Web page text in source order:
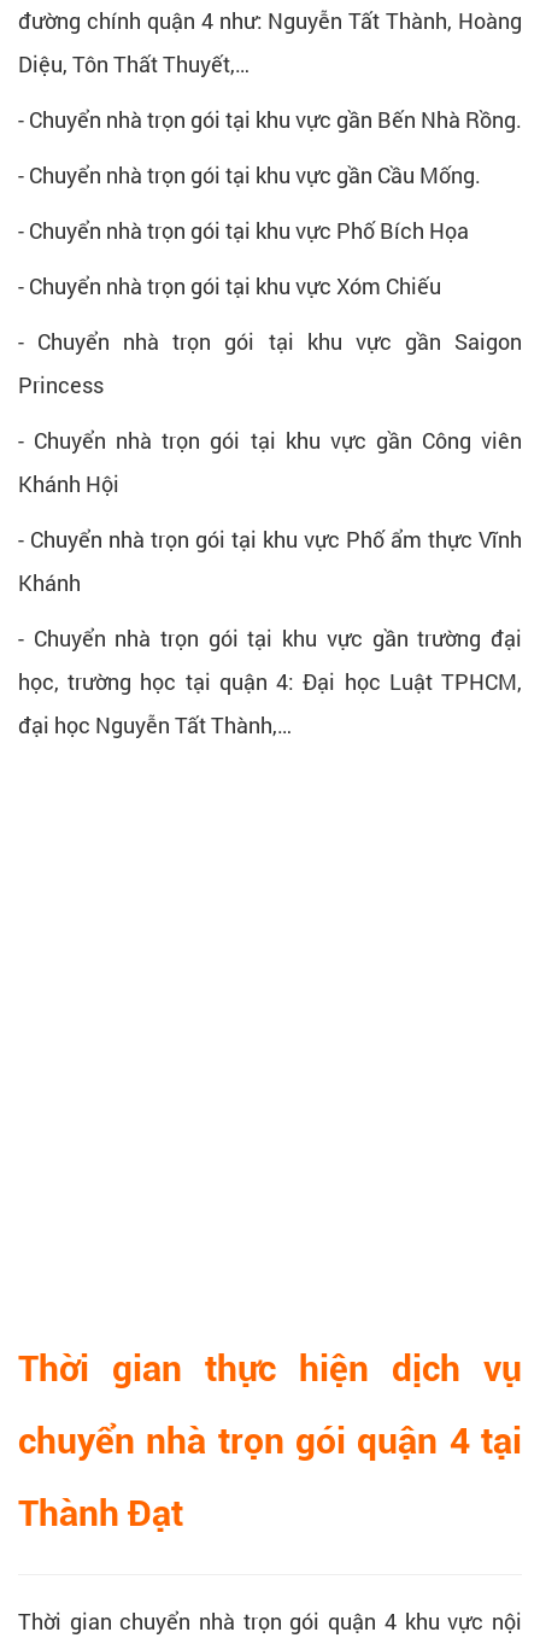
đường chính quận 4 như: Nguyễn Tất Thành, Hoàng
Diệu, Tôn Thất Thuyết,…
- Chuyển nhà trọn gói tại khu vực gần Bến Nhà Rồng.
- Chuyển nhà trọn gói tại khu vực gần Cầu Mống.
- Chuyển nhà trọn gói tại khu vực Phố Bích Họa
- Chuyển nhà trọn gói tại khu vực Xóm Chiếu
- Chuyển nhà trọn gói tại khu vực gần Saigon
Princess
- Chuyển nhà trọn gói tại khu vực gần Công viên
Khánh Hội
- Chuyển nhà trọn gói tại khu vực Phố ẩm thực Vĩnh
Khánh
- Chuyển nhà trọn gói tại khu vực gần trường đại
học, trường học tại quận 4: Đại học Luật TPHCM,
đại học Nguyễn Tất Thành,…
Thời gian thực hiện dịch vụ
chuyển nhà trọn gói quận 4 tại
Thành Đạt
Thời gian chuyển nhà trọn gói quận 4 khu vực nội